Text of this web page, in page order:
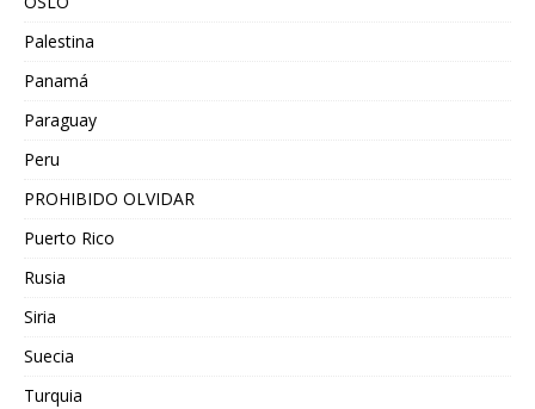
Palestina
Panamá
Paraguay
Peru
PROHIBIDO OLVIDAR
Puerto Rico
Rusia
Siria
Suecia
Turquia